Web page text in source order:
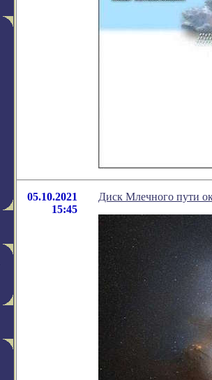
05.10.2021
15:45
Диск Млечного пути